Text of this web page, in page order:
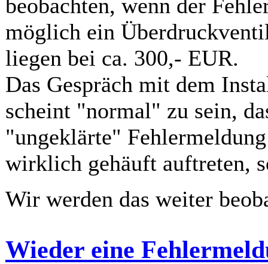
beobachten, wenn der
möglich ein
liegen bei ca. 300,- EUR.
Das Gespräch mit dem
scheint "normal" zu sein,
"ungeklärte"
wirklich gehäuft auftreten,
Wir werden das weiter
Wieder eine